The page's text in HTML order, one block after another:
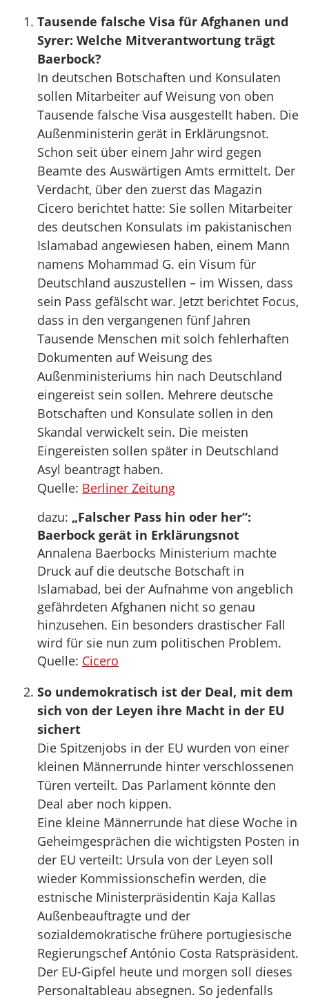
Tausende falsche Visa für Afghanen und
Syrer: Welche Mitverantwortung trägt
Baerbock?
In deutschen Botschaften und Konsulaten
sollen Mitarbeiter auf Weisung von oben
Tausende falsche Visa ausgestellt haben. Die
Außenministerin gerät in Erklärungsnot.
Schon seit über einem Jahr wird gegen
Beamte des Auswärtigen Amts ermittelt. Der
Verdacht, über den zuerst das Magazin
Cicero berichtet hatte: Sie sollen Mitarbeiter
des deutschen Konsulats im pakistanischen
Islamabad angewiesen haben, einem Mann
namens Mohammad G. ein Visum für
Deutschland auszustellen – im Wissen, dass
sein Pass gefälscht war. Jetzt berichtet Focus,
dass in den vergangenen fünf Jahren
Tausende Menschen mit solch fehlerhaften
Dokumenten auf Weisung des
Außenministeriums hin nach Deutschland
eingereist sein sollen. Mehrere deutsche
Botschaften und Konsulate sollen in den
Skandal verwickelt sein. Die meisten
Eingereisten sollen später in Deutschland
Asyl beantragt haben.
Quelle: Berliner Zeitung
dazu: „Falscher Pass hin oder her“:
Baerbock gerät in Erklärungsnot
Annalena Baerbocks Ministerium machte
Druck auf die deutsche Botschaft in
Islamabad, bei der Aufnahme von angeblich
gefährdeten Afghanen nicht so genau
hinzusehen. Ein besonders drastischer Fall
wird für sie nun zum politischen Problem.
Quelle: Cicero
So undemokratisch ist der Deal, mit dem
sich von der Leyen ihre Macht in der EU
sichert
Die Spitzenjobs in der EU wurden von einer
kleinen Männerrunde hinter verschlossenen
Türen verteilt. Das Parlament könnte den
Deal aber noch kippen.
Eine kleine Männerrunde hat diese Woche in
Geheimgesprächen die wichtigsten Posten in
der EU verteilt: Ursula von der Leyen soll
wieder Kommissionschefin werden, die
estnische Ministerpräsidentin Kaja Kallas
Außenbeauftragte und der
sozialdemokratische frühere portugiesische
Regierungschef António Costa Ratspräsident.
Der EU-Gipfel heute und morgen soll dieses
Personaltableau absegnen. So jedenfalls